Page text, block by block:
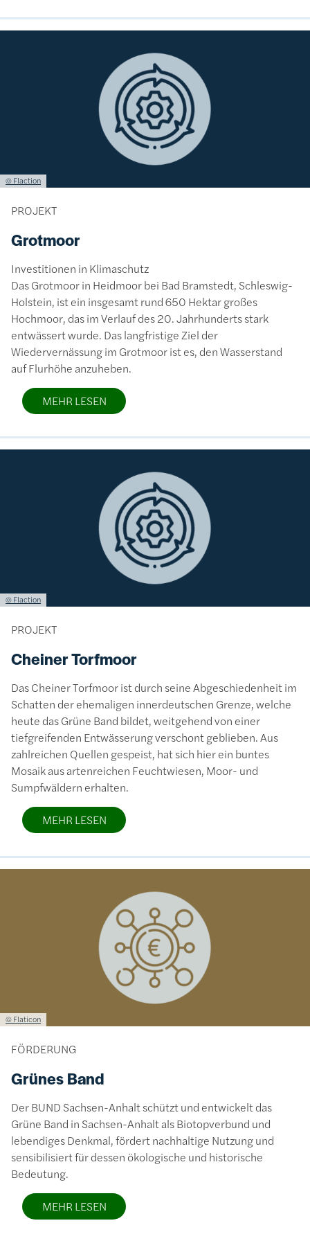
Lizenzinformationen einschließlich Urheberrecht
© Flaction
PROJEKT
Grotmoor
Investitionen in Klimaschutz
Das Grotmoor in Heidmoor bei Bad Bramstedt, Schleswig-
Holstein, ist ein insgesamt rund 650 Hektar großes
Hochmoor, das im Verlauf des 20. Jahrhunderts stark
entwässert wurde. Das langfristige Ziel der
Wiedervernässung im Grotmoor ist es, den Wasserstand
auf Flurhöhe anzuheben.
MEHR LESEN
Lizenzinformationen einschließlich Urheberrecht
© Flaction
PROJEKT
Cheiner Torfmoor
Das Cheiner Torfmoor ist durch seine Abgeschiedenheit im
Schatten der ehemaligen innerdeutschen Grenze, welche
heute das Grüne Band bildet, weitgehend von einer
tiefgreifenden Entwässerung verschont geblieben. Aus
zahlreichen Quellen gespeist, hat sich hier ein buntes
Mosaik aus artenreichen Feuchtwiesen, Moor- und
Sumpfwäldern erhalten.
MEHR LESEN
Lizenzinformationen einschließlich Urheberrecht
© Flaticon
FÖRDERUNG
Grünes Band
Der BUND Sachsen-Anhalt schützt und entwickelt das
Grüne Band in Sachsen-Anhalt als Biotopverbund und
lebendiges Denkmal, fördert nachhaltige Nutzung und
sensibilisiert für dessen ökologische und historische
Bedeutung.
MEHR LESEN